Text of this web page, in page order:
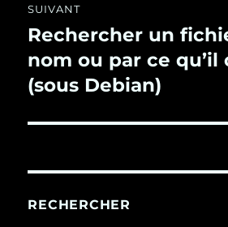
SUIVANT
Publication
suivante :
Rechercher un
nom ou par ce
(sous Debian)
RECHERCHER